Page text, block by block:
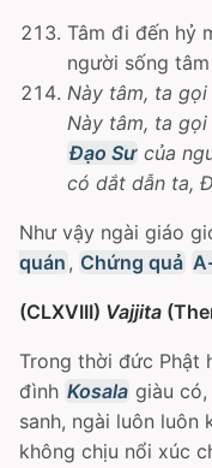
Tâm đi đến hỷ
người sống
Này tâm, ta
Này tâm, ta gọi
Ðạo Sư của
có dắt dẫn ta,
Như vậy ngài giáo
quán , Chứng quả
(CLXVIII) Vajjita
Trong thời đức Phật
đình Kosala giàu
sanh, ngài luôn luôn
không chịu nổi xúc